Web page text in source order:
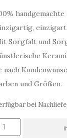
Sorgfalt und
nach
und Größen.
bei